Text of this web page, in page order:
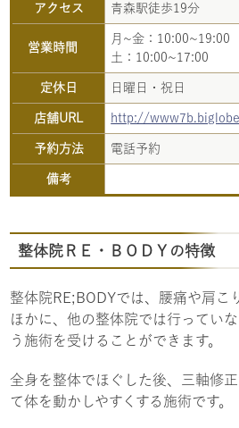
アクセス 青森駅徒歩19分
営業時間
月~金：10:00~19:00
土：10:00~17:00
定休日 日曜日・祝日
店舗URL http://
予約方法 電話予約
備考
整体院ＲＥ・ＢＯＤＹの特徴
整体院RE;BODYでは、腰痛や肩こ
ほかに、他の整体院では行ってい
う施術を受けることができます。
全身を整体でほぐした後、三軸修
て体を動かしやすくする施術です。